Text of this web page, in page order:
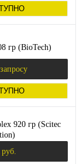
гр (BioTech)
920 гр (Scitec